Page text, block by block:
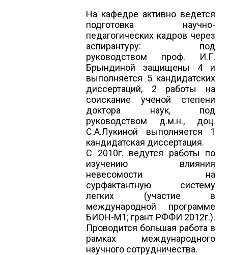
На кафедре активно ведется
подготовка научно-
педагогических кадров через
аспирантуру: под
руководством проф. И.Г.
Брындиной защищены 4 и
выполняется 5 кандидатских
диссертаций, 2 работы на
соискание ученой степени
доктора наук, под
руководством д.м.н., доц.
С.А.Лукиной выполняется 1
кандидатская диссертация.
С 2010г. ведутся работы по
изучению влияния
невесомости на
сурфактантную систему
легких (участие в
международной программе
БИОН-М1; грант РФФИ 2012г.).
Проводится большая работа в
рамках международного
научного сотрудничества.